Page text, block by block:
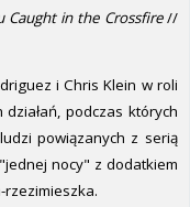
Caught in the Crossfire//
i Chris Klein w roli
podczas których
powiązanych z serią
nocy" z dodatkiem
rzezimieszka.